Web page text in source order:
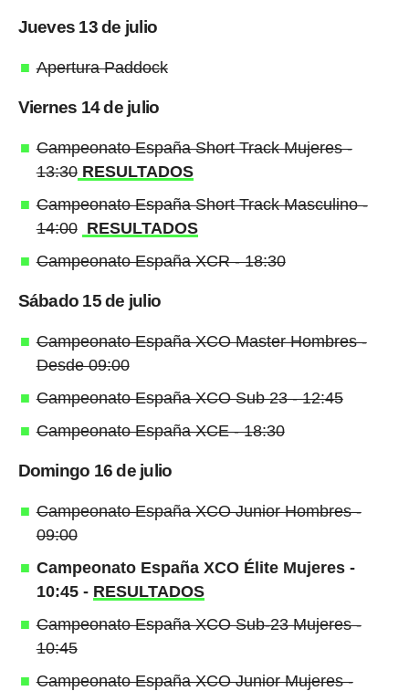
Jueves 13 de julio
Apertura Paddock
Viernes 14 de julio
Campeonato España Short Track Mujeres -
13:30 RESULTADOS
Campeonato España Short Track Masculino -
14:00 RESULTADOS
Campeonato España XCR - 18:30
Sábado 15 de julio
Campeonato España XCO Master Hombres -
Desde 09:00
Campeonato España XCO Sub 23 - 12:45
Campeonato España XCE - 18:30
Domingo 16 de julio
Campeonato España XCO Junior Hombres -
09:00
Campeonato España XCO Élite Mujeres -
10:45 - RESULTADOS
Campeonato España XCO Sub-23 Mujeres -
10:45
Campeonato España XCO Junior Mujeres -